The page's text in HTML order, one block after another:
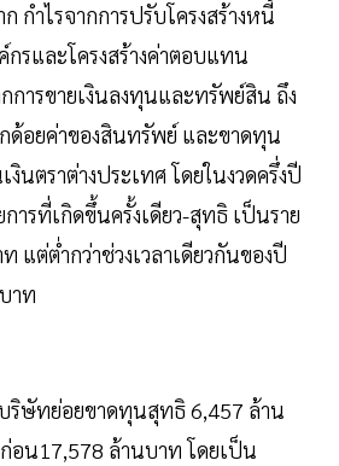
กำไรจากการปรับโครงสร้างหนี้
กรและโครงสร้างค่าตอบแทน
การขายเงินลงทุนและทรัพย์สิน ถึง
ด้อยค่าของสินทรัพย์ และขาดทุน
นตราต่างประเทศ โดยในงวดครึ่งปี
ารที่เกิดขึ้นครั้งเดียว-สุทธิ เป็นราย
แต่ต่ำกว่าช่วงเวลาเดียวกันของปี
าท
ริษัทย่อยขาดทุนสุทธิ 6,457 ล้าน
อน17,578 ล้านบาท โดยเป็น